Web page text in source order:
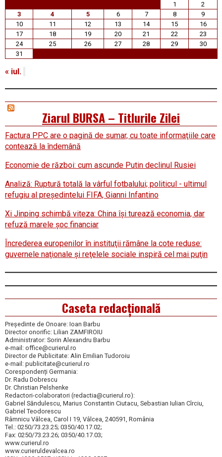
1
2
3
4 5 6 7 8
9
10
11 12 13 14 15
16
17
18 19 20 21 22
23
24
25 26 27 28 29
30
31
« iul.
Ziarul BURSA – Titlurile Zilei
Factura PPC are o pagină de sumar, cu toate informaţiile care
contează la îndemână
Economie de război: cum ascunde Putin declinul Rusiei
Analiză: Ruptură totală la vârful fotbalului; politicul - ultimul
refugiu al preşedintelui FIFA, Gianni Infantino
Xi Jinping schimbă viteza: China îşi turează economia, dar
refuză marele şoc financiar
Încrederea europenilor în instituţii rămâne la cote reduse:
guvernele naţionale şi reţelele sociale inspiră cel mai puţin
Caseta redacțională
Președinte de Onoare: Ioan Barbu
Director onorific: Lilian ZAMFIROIU
Administrator: Sorin Alexandru Barbu
e-mail: office@curierul.ro
Director de Publicitate: Alin Emilian Tudoroiu
e-mail: publicitate@curierul.ro
Corespondenți Germania:
Dr. Radu Dobrescu
Dr. Christian Pelshenke
Redactori-colaboratori (redactia@curierul.ro):
Gabriel Săndulescu, Marius Constantin Ciutacu, Sebastian Iulian Cîrciu,
Gabriel Teodorescu
Râmnicu Vâlcea, Carol I 19, Vâlcea, 240591, România
Tel.: 0250/73.23.25; 0350/40.17.02;
Fax: 0250/73.23.26; 0350/40.17.03;
www.curierul.ro
www.curieruldevalcea.ro